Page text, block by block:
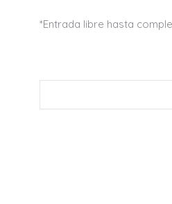
*Entrada libre hasta